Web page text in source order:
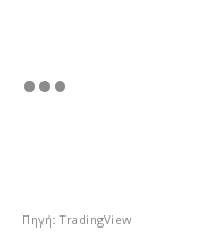
Πηγή: TradingView